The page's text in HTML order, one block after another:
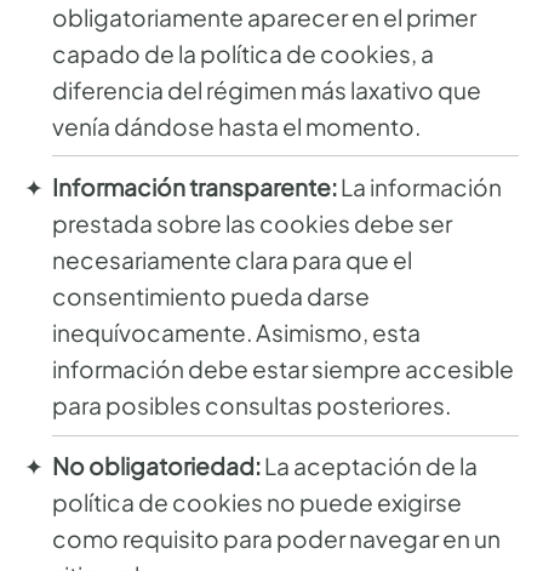
obligatoriamente aparecer en el primer
capado de la política de cookies, a
diferencia del régimen más laxativo que
venía dándose hasta el momento.
Información transparente:La información
prestada sobre las cookies debe ser
necesariamente clara para que el
consentimiento pueda darse
inequívocamente. Asimismo, esta
información debe estar siempre accesible
para posibles consultas posteriores.
No obligatoriedad:La aceptación de la
política de cookies no puede exigirse
como requisito para poder navegar en un